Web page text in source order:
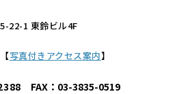
22-1 東鈴ビル4F
写真付きアクセス案内】
FAX：03-3835-0519